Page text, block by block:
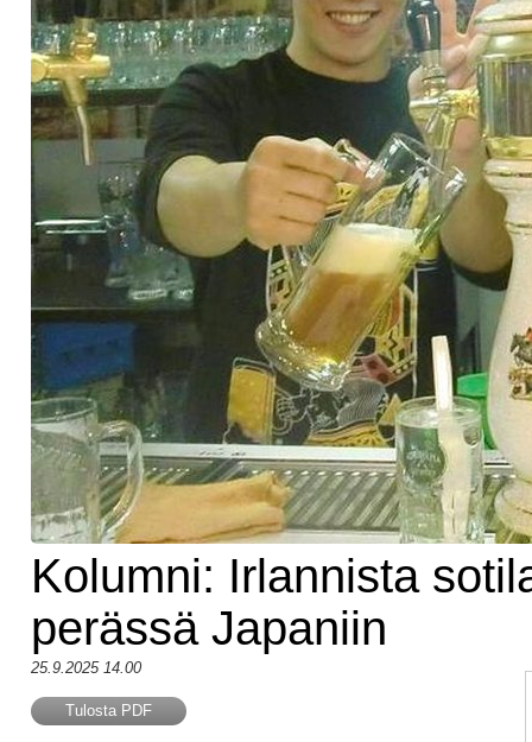
Kolumni: Irlannista
perässä Japaniin
25.9.2025 14.00
Tulosta PDF